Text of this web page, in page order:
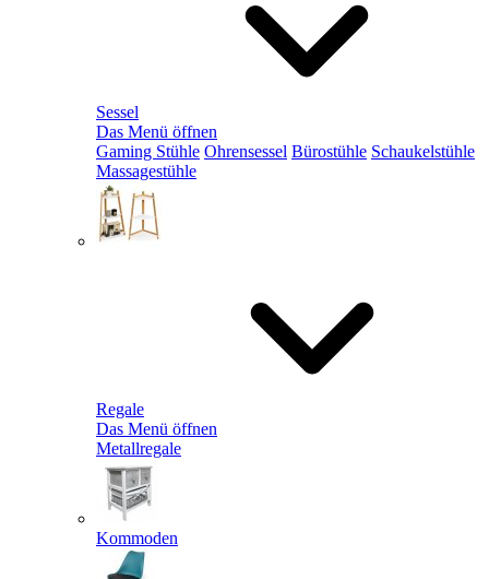
Sessel
Das Menü öffnen
Gaming Stühle Ohrensessel Bürostühle Schaukelstühle
Massagestühle
Regale
Das Menü öffnen
Metallregale
Kommoden